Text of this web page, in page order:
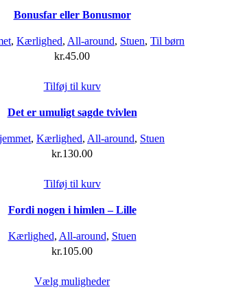
har
varianter.
på
Bonusfar eller Bonusmor
, Kærlighed, All-around, Stuen, Til børn
kr.45.00
Tilføj til kurv
Det er umuligt sagde tvivlen
, Kærlighed, All-around, Stuen
kr.130.00
Tilføj til kurv
Fordi nogen i himlen – Lille
Kærlighed, All-around, Stuen
kr.105.00
Vælg mulighederDette